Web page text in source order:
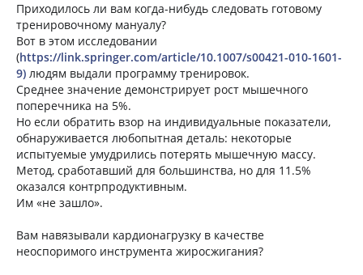
Приходилось ли вам когда-нибудь следовать готовому
тренировочному мануалу?
Вот в этом исследовании
(https://link.springer.com/article/10.1007/s00421-010-1601-
9) людям выдали программу тренировок.
Среднее значение демонстрирует рост мышечного
поперечника на 5%.
Но если обратить взор на индивидуальные показатели,
обнаруживается любопытная деталь: некоторые
испытуемые умудрились потерять мышечную массу.
Метод, сработавший для большинства, но для 11.5%
оказался контрпродуктивным.
Им «не зашло».
Вам навязывали кардионагрузку в качестве
неоспоримого инструмента жиросжигания?